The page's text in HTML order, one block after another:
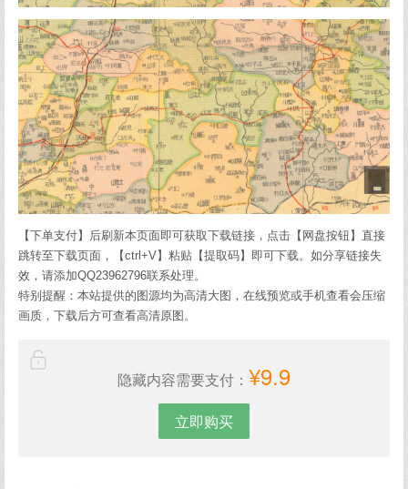
【下单支付】后刷新本页面即可获取下载链接，点击【网盘按钮】直接
跳转至下载页面，【ctrl+V】粘贴【提取码】即可下载。如分享链接失
效，请添加QQ23962796联系处理。
特别提醒：本站提供的图源均为高清大图，在线预览或手机查看会压缩
画质，下载后方可查看高清原图。
隐藏内容需要支付： ¥9.9
立即购买